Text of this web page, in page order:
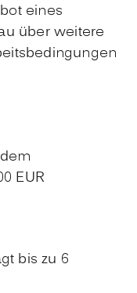
eines
über weitere
EUR
bis zu 6